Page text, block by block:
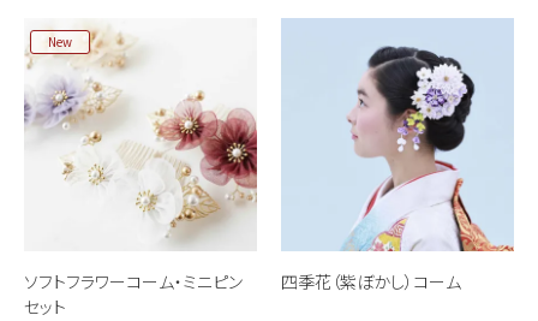
ソフトフラワーコーム・ミニピン
セット
New
四季花（紫ぼかし）コーム